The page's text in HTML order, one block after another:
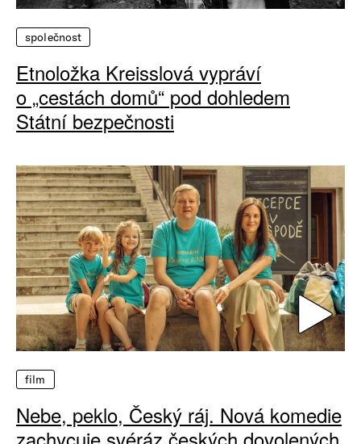
společnost
Etnoložka Kreisslová vypráví
o „cestách domů“ pod dohledem
Státní bezpečnosti
film
Nebe, peklo, Český ráj. Nová komedie